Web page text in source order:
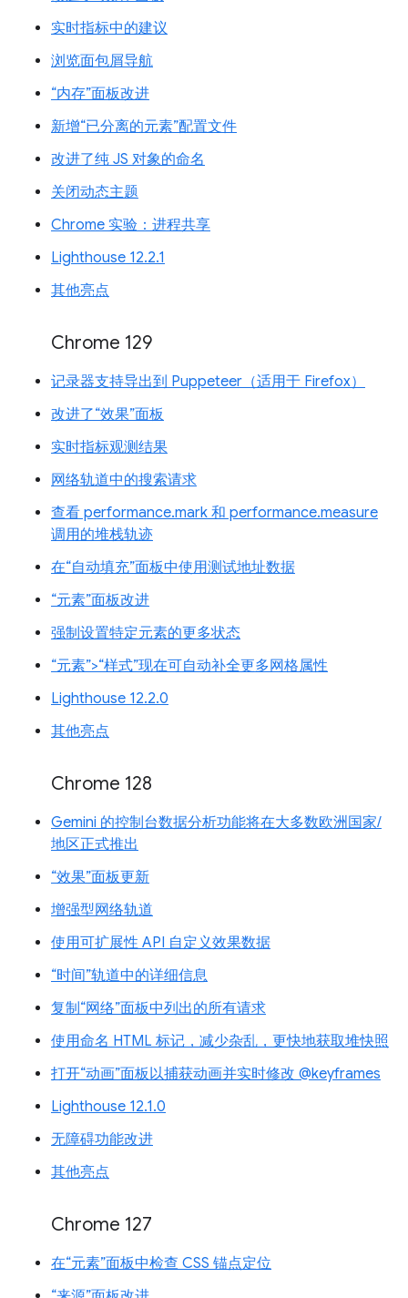
实时指标中的建议
浏览面包屑导航
“内存”面板改进
新增“已分离的元素”配置文件
改进了纯 JS 对象的命名
关闭动态主题
Chrome 实验：进程共享
Lighthouse 12.2.1
其他亮点
Chrome 129
记录器支持导出到 Puppeteer（适用于 Firefox）
改进了“效果”面板
实时指标观测结果
网络轨道中的搜索请求
查看 performance.mark 和 performance.measure
调用的堆栈轨迹
在“自动填充”面板中使用测试地址数据
“元素”面板改进
强制设置特定元素的更多状态
“元素”>“样式”现在可自动补全更多网格属性
Lighthouse 12.2.0
其他亮点
Chrome 128
Gemini 的控制台数据分析功能将在大多数欧洲国家/
地区正式推出
“效果”面板更新
增强型网络轨道
使用可扩展性 API 自定义效果数据
“时间”轨道中的详细信息
复制“网络”面板中列出的所有请求
使用命名 HTML 标记，减少杂乱，更快地获取堆快照
打开“动画”面板以捕获动画并实时修改 @keyframes
Lighthouse 12.1.0
无障碍功能改进
其他亮点
Chrome 127
在“元素”面板中检查 CSS 锚点定位